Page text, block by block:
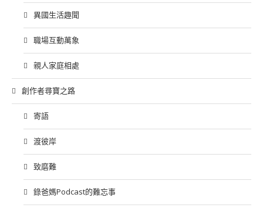
異國生活趣聞
職場互動萬象
親人家庭相處
創作者尋寶之路
寄語
渡彼岸
致磨難
錄爸媽Podcast的難忘事